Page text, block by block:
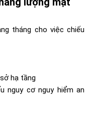
tháng cho việc chiếu
hạ tầng
nguy cơ nguy hiểm an